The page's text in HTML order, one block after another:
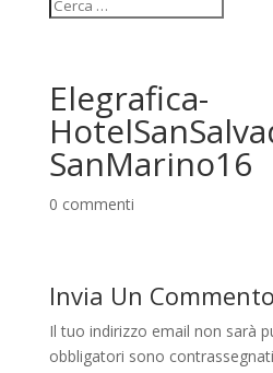
Elegrafica-
SanMarino16
0 commenti
Invia Un Commento
Il tuo indirizzo email non sarà
obbligatori sono contrassegnati